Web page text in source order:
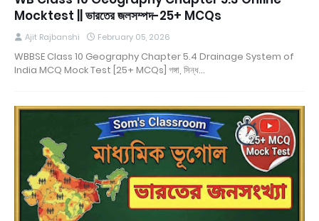
Mocktest || ভারতের জলসম্পদ-25+ MCQs
Ajit Rajbanshi February 05, 2026
WBBSE Class 10 Geography Chapter 5.4 Drainage System of
India MCQ Mock Test [25+ MCQs] গঙ্গা, সিন্ধ…